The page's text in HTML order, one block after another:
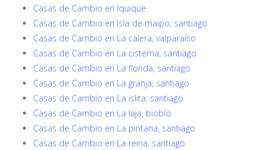
Casas de Cambio en Iquique
Casas de Cambio en Isla de maipo, santiago
Casas de Cambio en La calera, valparaíso
Casas de Cambio en La cisterna, santiago
Casas de Cambio en La florida, santiago
Casas de Cambio en La granja, santiago
Casas de Cambio en La islita, santiago
Casas de Cambio en La laja, biobío
Casas de Cambio en La pintana, santiago
Casas de Cambio en La reina, santiago